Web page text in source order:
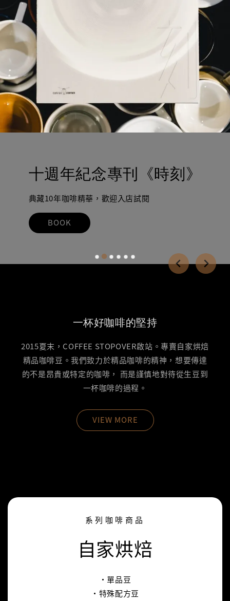
十週年紀念專刊《時刻》
典藏10年咖啡精華，歡迎入店試閱
BOOK
一杯好咖啡的堅持
2015夏末，COFFEE STOPOVER啟站。專賣自家烘焙
精品咖啡豆。我們致力於精品咖啡的精神，想要傳達
的不是昂貴或特定的咖啡， 而是謹慎地對待從生豆到
一杯咖啡的過程。
VIEW MORE
系列咖啡商品
自家烘焙
‧單品豆
‧特殊配方豆